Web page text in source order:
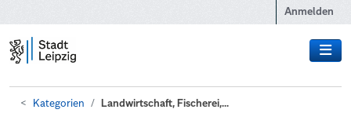
Anmelden
Kategorien Landwirtschaft, Fischerei,...